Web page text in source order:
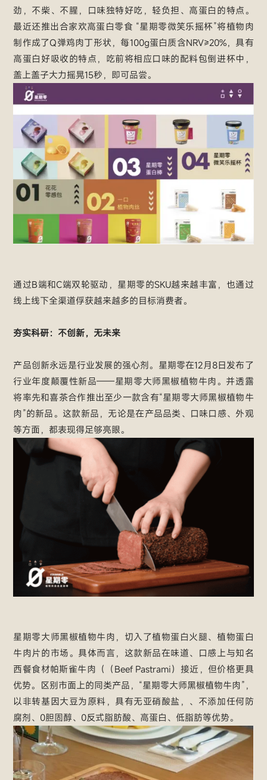
劲，不柴、不腥，口味独特好吃，轻负担、高蛋白的特点。
最近还推出合家欢高蛋白零食 “星期零微笑乐摇杯”将植物肉
制作成了Q弹鸡肉丁形状，每100g蛋白质含NRV≥20%，具有
高蛋白好吸收的特点，吃前将相应口味的配料包倒进杯中，
盖上盖子大力摇晃15秒，即可品尝。
通过B端和C端双轮驱动，星期零的SKU越来越丰富，也通过
线上线下全渠道俘获越来越多的目标消费者。
夯实科研：不创新，无未来
产品创新永远是行业发展的强心剂。星期零在12月8日发布了
行业年度颠覆性新品——星期零大师黑椒植物牛肉。并透露
将率先和喜茶合作推出至少一款含有“星期零大师黑椒植物牛
肉”的新品。这款新品，无论是在产品品类、口味口感、外观
等方面，都表现得足够亮眼。
星期零大师黑椒植物牛肉，切入了植物蛋白火腿、植物蛋白
牛肉片的市场。具体而言，这款新品在味道、口感上与知名
西餐食材帕斯雀牛肉（（Beef Pastrami）接近，但价格更具
优势。区别市面上的同类产品，“星期零大师黑椒植物牛肉”，
以非转基因大豆为原料，具有无亚硝酸盐，、不添加任何防
腐剂、0胆固醇、0反式脂肪酸、高蛋白、低脂肪等优势。